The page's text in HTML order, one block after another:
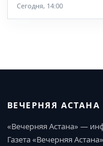
Сегодня, 14:00
ВЕЧЕРНЯЯ АСТАНА
«Вечерняя Астана» —
Газета «Вечерняя